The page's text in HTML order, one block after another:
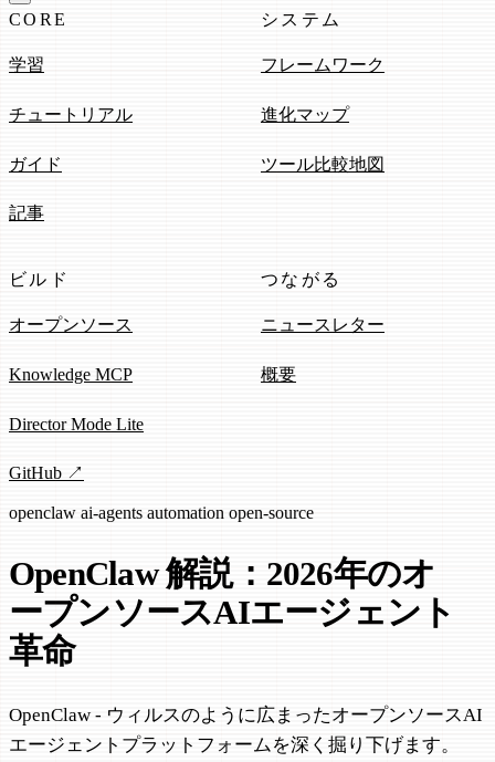
CORE
学習
チュートリアル
ガイド
記事
システム
フレームワーク
進化マップ
ツール比較地図
ビルド
オープンソース
Knowledge MCP
Director Mode Lite
GitHub ↗
つながる
ニュースレター
概要
openclaw ai-agents automation open-source
OpenClaw 解説：2026年のオ
ープンソースAIエージェント
革命
OpenClaw - ウィルスのように広まったオープンソースAI
エージェントプラットフォームを深く掘り下げます。